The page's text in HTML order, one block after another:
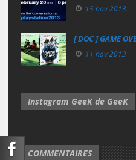
15 nov 2013
[ DOC ] GAME
11 nov 2013
Instagram GeeK de GeeK
COMMENTAIRES